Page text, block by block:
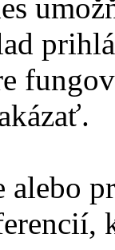
alebo